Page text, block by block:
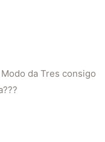
da Tres consigo